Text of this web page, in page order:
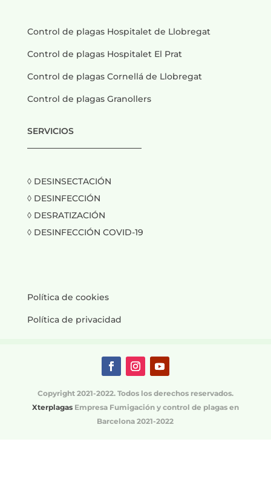
Control de plagas Hospitalet de Llobregat
Control de plagas Hospitalet El Prat
Control de plagas Cornellá de Llobregat
Control de plagas Granollers
SERVICIOS
◊ DESINSECTACIÓN
◊ DESINFECCIÓN
◊ DESRATIZACIÓN
◊ DESINFECCIÓN COVID-19
Política de cookies
Política de privacidad
Copyright 2021-2022. Todos los derechos reservados.
XterplagasEmpresa Fumigación y control de plagas en
Barcelona 2021-2022